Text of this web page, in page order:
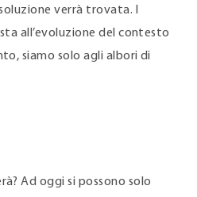
verrà trovata. I
all’evoluzione del contesto
siamo solo agli albori di
Ad oggi si possono solo